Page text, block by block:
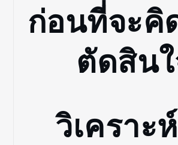
ก่อนที่จะคิ
ตัดสิน
วิเคราะ